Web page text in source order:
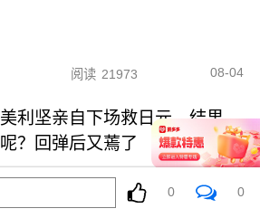
阅读 21973 08-04
美利坚亲自下场救日元，结果
呢？回弹后又蔫了
阅读 12579
0 0